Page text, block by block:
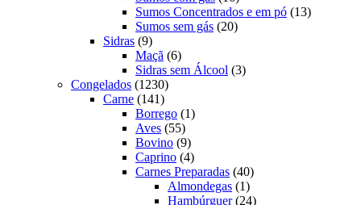
produtos
Sumos Concentrados e em pó 1313
Sumos sem gás 2020
Sidras 99
produtos
Maçã 66
produtos
Sidras sem Álcool 33
Congelados 12301230
produtos
Carne 141141
produtos
Borrego 11
Aves 5555
produtos
Bovino 99
produtos
Caprino 44
produtos
Carnes Preparadas 4040
produtos
Almondegas 11
produto
Hambúrguer 2424